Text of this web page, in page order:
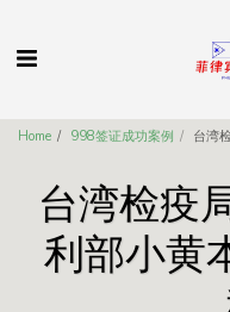
Home 998签证成功案例 台湾
台湾检疫
利部小黄